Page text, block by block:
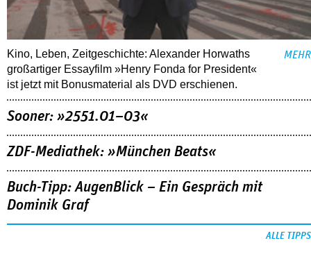
Kino, Leben, Zeitgeschichte: Alexander Horwaths
großartiger Essayfilm »Henry Fonda for President«
ist jetzt mit Bonusmaterial als DVD erschienen.
MEHR
Sooner: »2551.01–03«
ZDF-Mediathek: »München Beats«
Buch-Tipp: AugenBlick – Ein Gespräch mit
Dominik Graf
ALLE TIPPS